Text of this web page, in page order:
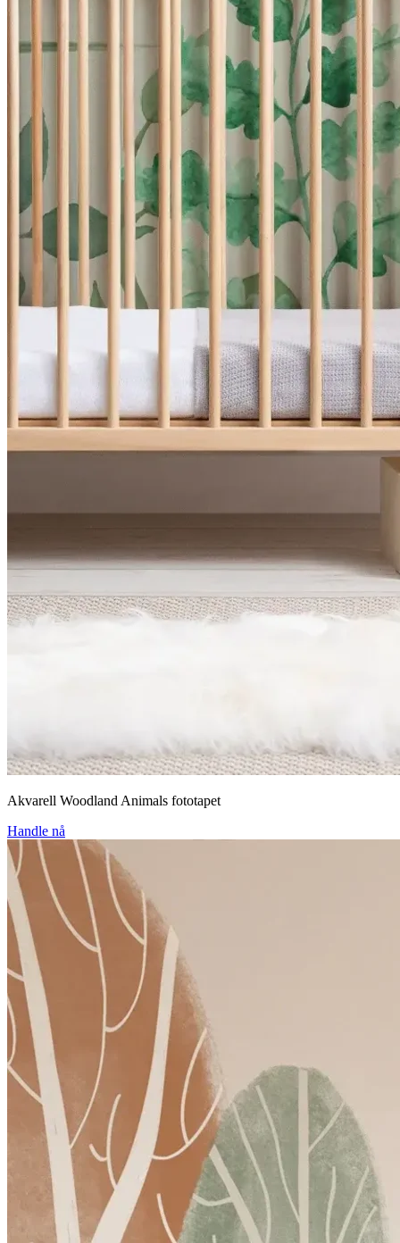
Akvarell Woodland Animals fototapet
Handle nå